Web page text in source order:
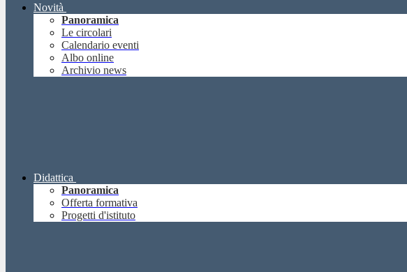
Novità
Panoramica
Le circolari
Calendario eventi
Albo online
Archivio news
Didattica
Panoramica
Offerta formativa
Progetti d'istituto